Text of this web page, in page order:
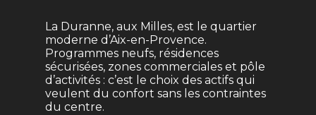
La Duranne, aux Milles, est le quartier
moderne d’Aix-en-Provence.
Programmes neufs, résidences
sécurisées, zones commerciales et pôle
d’activités : c’est le choix des actifs qui
veulent du confort sans les contraintes
du centre.